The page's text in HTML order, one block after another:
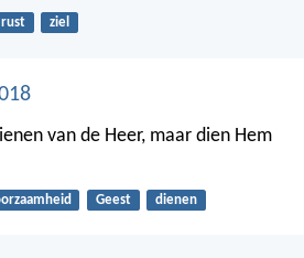
rust ziel
van de Heer, maar dien Hem
Geest dienen